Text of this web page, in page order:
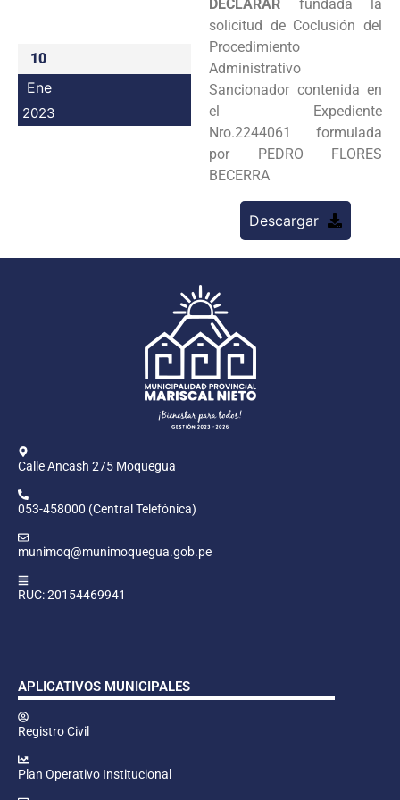
Programas
Intranet
10
Ene
2023
DECLARAR fundada la
solicitud de Coclusión del
Procedimiento
Administrativo
Sancionador contenida en
el Expediente
Nro.2244061 formulada
por PEDRO FLORES
BECERRA
Descargar
Calle Ancash 275 Moquegua
053-458000 (Central Telefónica)
munimoq@munimoquegua.gob.pe
RUC: 20154469941
APLICATIVOS MUNICIPALES
Registro Civil
Plan Operativo Institucional